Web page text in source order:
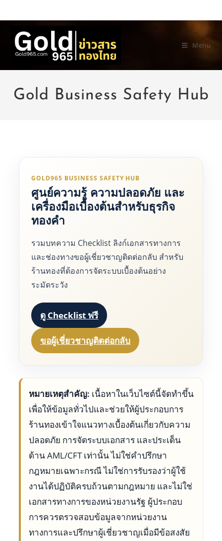
to
content
Menu
Gold Business Safety Hub
GOLD965 BUSINESS SAFETY HUB
ศูนย์ความรู้ ความปลอดภัย และ
เครื่องมือเบื้องต้นสำหรับธุรกิจ
ทองคำ
รวมบทความ Checklist ลิงก์เอกสารทางการ
และช่องทางขอผู้เชี่ยวชาญติดต่อกลับ สำหรับ
ร้านทองที่ต้องการจัดระบบเบื้องต้นอย่าง
ระมัดระวัง
ดู Checklist ฟรี
ขอผู้เชี่ยวชาญติดต่อกลับ
หมายเหตุสำคัญ: เนื้อหาในเว็บไซต์นี้จัดทำขึ้น
เพื่อให้ข้อมูลทั่วไปและช่วยให้ผู้ประกอบการ
ร้านทองเข้าใจแนวทางเบื้องต้นเกี่ยวกับความ
ปลอดภัย การจัดระบบเอกสาร และประเด็น
ด้าน AML/CFT เท่านั้น ไม่ใช่คำปรึกษา
กฎหมายเฉพาะกรณี ไม่ใช่การรับรองว่าผู้ใช้
งานได้ปฏิบัติครบถ้วนตามกฎหมาย และไม่ใช่
เอกสารทางการของหน่วยงานรัฐ ผู้ประกอบ
การควรตรวจสอบข้อมูลจากหน่วยงาน
ทางการและปรึกษาผู้เชี่ยวชาญเมื่อมีข้อสงสัย